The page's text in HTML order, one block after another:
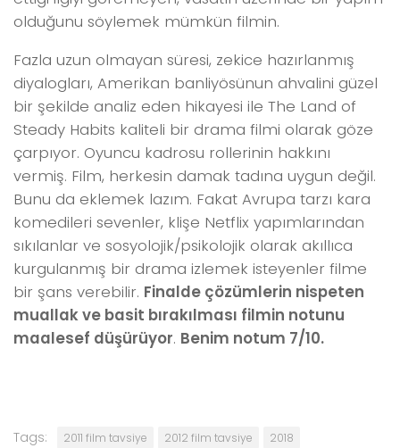
olduğunu söylemek mümkün filmin.
Fazla uzun olmayan süresi, zekice hazırlanmış
diyalogları, Amerikan banliyösünun ahvalini güzel
bir şekilde analiz eden hikayesi ile The Land of
Steady Habits kaliteli bir drama filmi olarak göze
çarpıyor. Oyuncu kadrosu rollerinin hakkını
vermiş. Film, herkesin damak tadına uygun değil.
Bunu da eklemek lazım. Fakat Avrupa tarzı kara
komedileri sevenler, klişe Netflix yapımlarından
sıkılanlar ve sosyolojik/psikolojik olarak akıllıca
kurgulanmış bir drama izlemek isteyenler filme
bir şans verebilir. Finalde çözümlerin nispeten
muallak ve basit bırakılması filmin notunu
maalesef düşürüyor. Benim notum 7/10.
Tags: 2011 film tavsiye 2012 film tavsiye
2018